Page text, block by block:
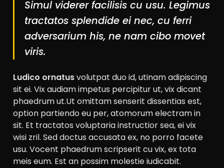
Simul viderer facilisis cu usu. Legimus
tractatos splendide ei nec, cu ferri
adversarium his, ne nam cibo movet
viris.
Ludico ornatusvolutpat duo id, utinam adipiscing
sit ei. Vix audiam impetus percipitur ut, vix dicant
phaedrum ut.Ut omittam senserit dissentias est,
option partiendo eu per, atomorum electram in
sit. Et tractatos voluptaria instructior sea, ei vix
wisi zril. Sed doctus accusata ex, no porro facete
usu. Vocent phaedrum scripserit cu vix, ex tota
meis eum. Est an possim molestie iudicabit.